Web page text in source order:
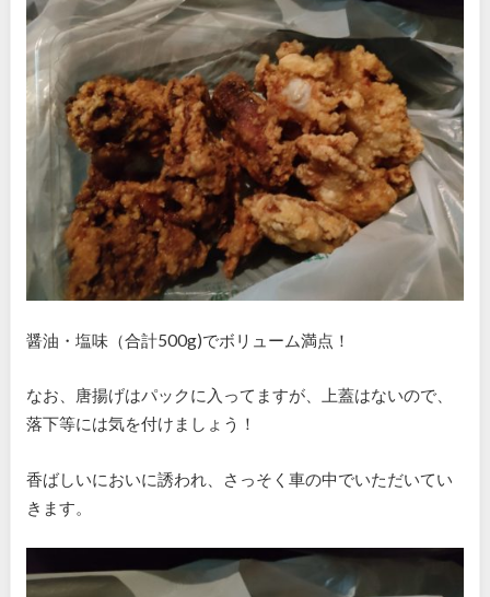
醤油・塩味（合計500g)でボリューム満点！
なお、唐揚げはパックに入ってますが、上蓋はないので、
落下等には気を付けましょう！
香ばしいにおいに誘われ、さっそく車の中でいただいてい
きます。